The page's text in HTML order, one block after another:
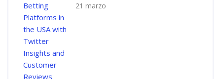
21 marzo